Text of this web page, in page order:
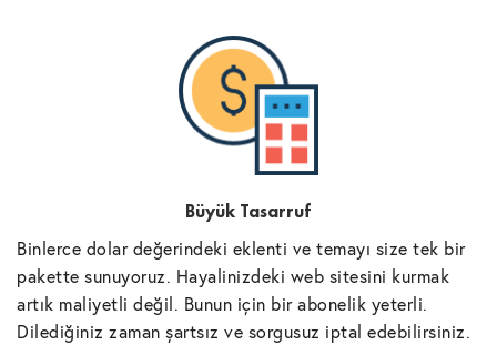
Büyük Tasarruf
Binlerce dolar değerindeki eklenti ve temayı size tek bir
pakette sunuyoruz. Hayalinizdeki web sitesini kurmak
artık maliyetli değil. Bunun için bir abonelik yeterli.
Dilediğiniz zaman şartsız ve sorgusuz iptal edebilirsiniz.